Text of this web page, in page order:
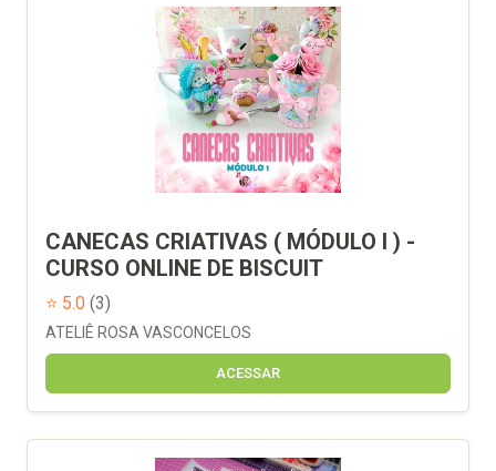
CANECAS CRIATIVAS ( MÓDULO I ) -
CURSO ONLINE DE BISCUIT
⭐ 5.0 (3)
ATELIÊ ROSA VASCONCELOS
ACESSAR